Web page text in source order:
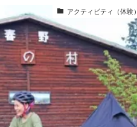
アクティビティ（体験）